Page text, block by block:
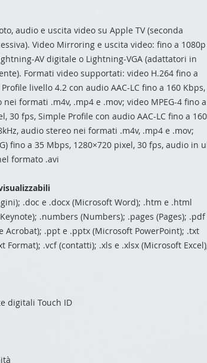
audio e uscita video su Apple TV (seconda
Video Mirroring e uscita video: fino a 1080p
AV digitale o Lightning-VGA (adattatori in
Formati video supportati: video H.264 fino a
livello 4.2 con audio AAC-LC fino a 160 Kbps,
nei formati .m4v, .mp4 e .mov; video MPEG-4 fino
30 fps, Simple Profile con audio AAC-LC fino a 160
audio stereo nei formati .m4v, .mp4 e .mov;
fino a 35 Mbps, 1280×720 pixel, 30 fps, audio in
formato .avi
.doc e .docx (Microsoft Word); .htm e .html
.numbers (Numbers); .pages (Pages); .pdf
Acrobat); .ppt e .pptx (Microsoft PowerPoint); .txt
Format); .vcf (contatti); .xls e .xlsx (Microsoft
digitali Touch ID